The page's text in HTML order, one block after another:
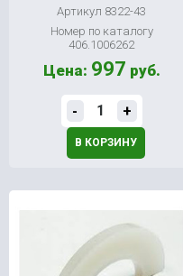
Артикул 8322-43
Номер по каталогу
406.1006262
Цена: 997 руб.
- +
В КОРЗИНУ